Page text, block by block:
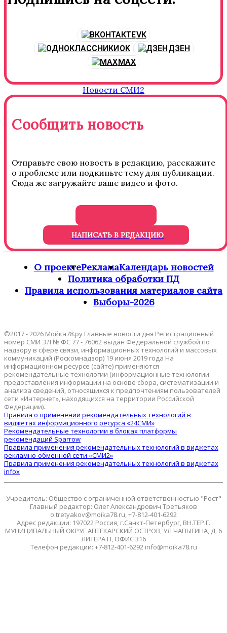
VK
OK
ДЗЕН
MAX
Новости СМИ2
Сообщить новость
Отправьте свою новость в редакцию, расскажите
о проблеме или подкиньте тему для публикации.
Сюда же загружайте ваше видео и фото.
НАПИСАТЬ В РЕДАКЦИЮ
О проектеРекламаКалендарь новостей
Политика обработки ПД
Правила использования материалов сайта
Выборы-2026
©2017 - 2026 Мойка78.ру Главные новости дня Регистрационный
номер СМИ ЭЛ № ФС 77 - 76062 выдан Федеральной службой по
надзору в сфере связи, информационных технологий и массовых
коммуникаций (Роскомнадзор) 19 июня 2019 года На
информационном ресурсе (сайте) применяются
рекомендательные технологии (информационные технологии
предоставления информации на основе сбора, систематизации и
анализа сведений, относящихся к предпочтениям пользователей
сети «Интернет», находящихся на территории Российской
Федерации).
Правила о применении рекомендательных технологий в
виджетах информационного ресурса «24СМИ»
Рекомендательные технологии в блоках платформы
рекомендаций Sparrow
Правила применения рекомендательных технологий в виджетах
рекламно-обменной сети «СМИ2»
Правила применения рекомендательных технологий в виджетах
infox
Учредитель: Общество с ограниченной ответственностью "Рост"
Главный редактор: Олег Александрович Третьяков
o.tretyakov@moika78.ru, +7-812-401-6292
Адрес редакции: 197022 Россия, г.Санкт-Петербург, ВН.ТЕР.Г.
МУНИЦИПАЛЬНЫЙ ОКРУГ АПТЕКАРСКИЙ ОСТРОВ, УЛ ЧАПЫГИНА, Д. 6
ЛИТЕРА П, ОФИС 316
Телефон редакции: +7-812-401-6292 info@moika78.ru